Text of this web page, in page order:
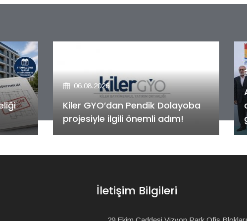
06.08.2026
Alya Merkezefendi Konutları'nın
anahtar teslim töreni
gerçekleştirildi!
İletişim Bilgileri